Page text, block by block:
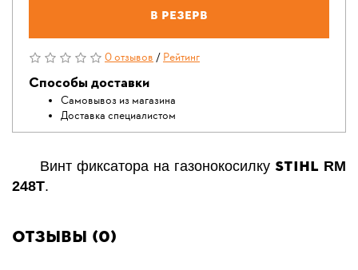
В резерв
0 отзывов/Рейтинг
Способы доставки
Самовывоз из магазина
Доставка специалистом
Винт фиксатора на газонокосилкуSTIHL RM
248Т.
Отзывы (0)